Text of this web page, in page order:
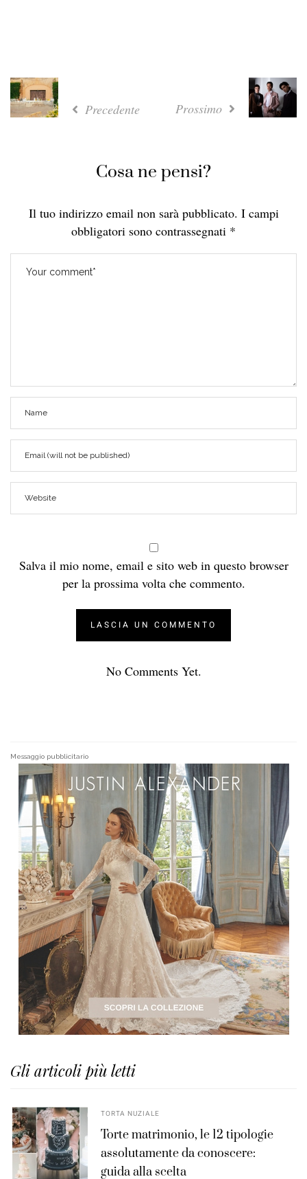
Precedente Prossimo
Cosa ne pensi?
Il tuo indirizzo email non sarà pubblicato. I campi
obbligatori sono contrassegnati *
Salva il mio nome, email e sito web in questo browser
per la prossima volta che commento.
No Comments Yet.
Messaggio pubblicitario
Gli articoli più letti
TORTA NUZIALE
Torte matrimonio, le 12 tipologie
assolutamente da conoscere:
guida alla scelta